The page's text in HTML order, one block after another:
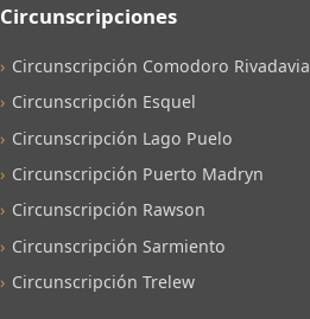
Circunscripciones
Circunscripción Comodoro Rivadavia
Circunscripción Esquel
Circunscripción Lago Puelo
Circunscripción Puerto Madryn
Circunscripción Rawson
Circunscripción Sarmiento
Circunscripción Trelew